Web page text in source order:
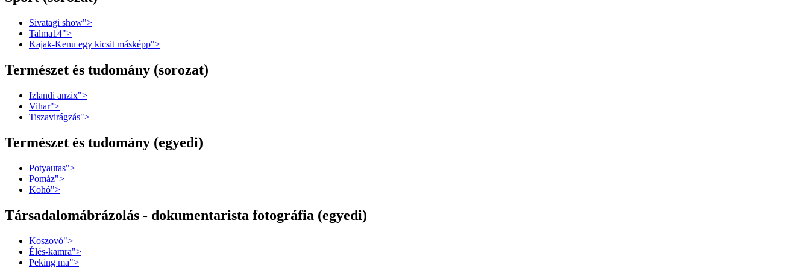
Sivatagi show">
Talma14">
Kajak-Kenu egy kicsit másképp">
Természet és tudomány (sorozat)
Izlandi anzix">
Vihar">
Tiszavirágzás">
Természet és tudomány (egyedi)
Potyautas">
Pomáz">
Kohó">
Társadalomábrázolás - dokumentarista fotográfia (egyedi)
Koszovó">
Élés-kamra">
Peking ma">